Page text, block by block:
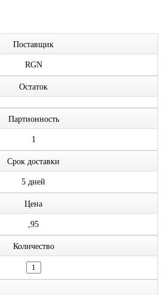
Поставщик
RGN
Остаток
Партионность
1
Срок доставки
5 дней
Цена
,95
Количество